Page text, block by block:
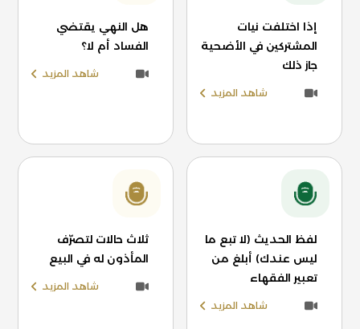
إذا اختلفت نيات
المشتركين في الأضحية
جاز ذلك
شاهد المزيد
هل النهي يقتضي
الفساد أم لا؟
شاهد المزيد
لفظ الحديث (لا تبع ما
ليس عندك) أبلغ من
تعبير الفقهاء
شاهد المزيد
ثلاث حالات لتصرّف
المأذون له في البيع
شاهد المزيد